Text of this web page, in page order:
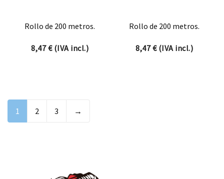
Rollo de 200 metros.
8,47€(IVA incl.)
Rollo de 200 metros.
8,47€(IVA incl.)
1 2 3 →